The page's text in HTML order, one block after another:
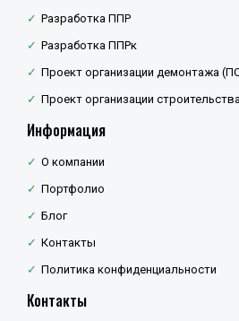
Разработка ППР
Разработка ППРк
Проект организации демонтажа
Проект организации
Информация
О компании
Портфолио
Блог
Контакты
Политика конфиденциальности
Контакты